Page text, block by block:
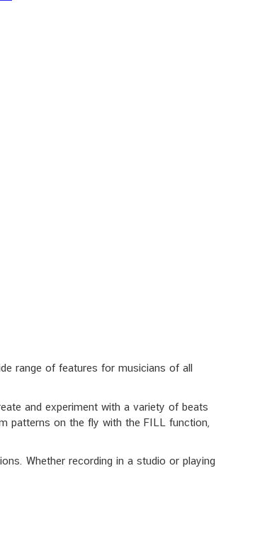
range of features for musicians of all
and experiment with a variety of beats
patterns on the fly with the FILL function,
Whether recording in a studio or playing